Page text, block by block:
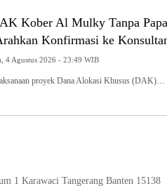
Kober Al Mulky Tanpa
Konfirmasi ke
4 Agustus 2026 - 23:49 WIB
proyek Dana Alokasi Khusus (DAK)…
1 Karawaci Tangerang Banten 15138